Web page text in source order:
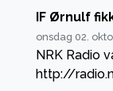
IF Ørnulf
onsdag 02.
NRK Radio
http://